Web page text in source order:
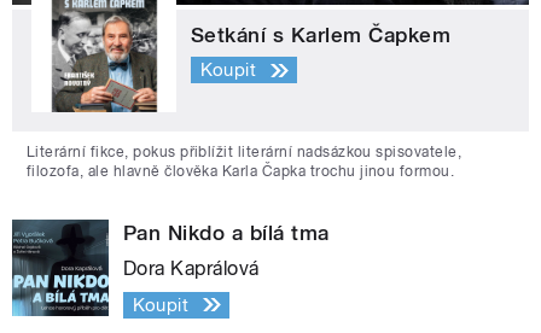
Setkání s Karlem Čapkem
Koupit
Literární fikce, pokus přiblížit literární nadsázkou spisovatele,
filozofa, ale hlavně člověka Karla Čapka trochu jinou formou.
Pan Nikdo a bílá tma
Dora Kaprálová
Koupit